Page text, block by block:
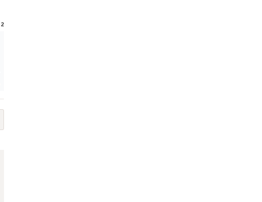
2